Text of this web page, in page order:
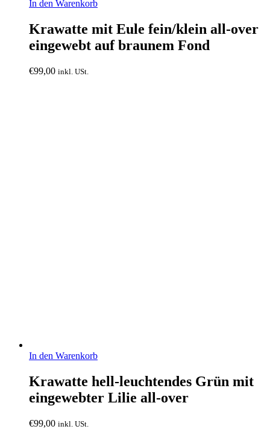
In den Warenkorb
Krawatte mit Eule fein/klein all-over
eingewebt auf braunem Fond
€99,00 inkl. USt.
In den Warenkorb
Krawatte hell-leuchtendes Grün mit
eingewebter Lilie all-over
€99,00 inkl. USt.